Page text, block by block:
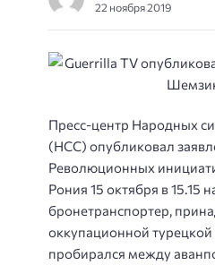
22 ноября 2019
Пресс-центр Народных
(НСС) опубликовал
Революционных
Рония 15 октября в 15.15
бронетранспортер,
оккупационной
пробирался между